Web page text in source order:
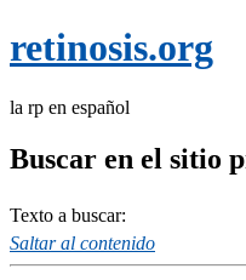
retinosis.org
la rp en español
Buscar en el sitio
Texto a buscar:
Saltar al contenido